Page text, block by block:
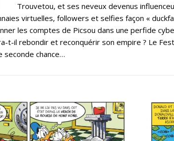
Trouvetou, et ses neveux devenus
virtuelles, followers et selfies façon «
les comptes de Picsou dans une perfide
t-il rebondir et reconquérir son empire ? Le
seconde chance…